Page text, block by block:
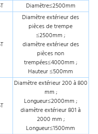
Diamètre≤2500mm
Diamètre extérieur des
pièces de trempe
≤2500mm ;
diamètre extérieur des
pièces non
trempées≤4000mm ;
Hauteur ≤500mm
Diamètre extérieur 200 à 800
mm ;
Longueur≤2000mm ;
diamètre extérieur 801 à
2000 mm ;
Longueur≤1500mm